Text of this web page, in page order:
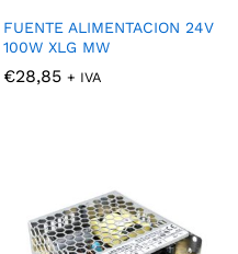
FUENTE ALIMENTACION 24V
100W XLG MW
€28,85 + IVA